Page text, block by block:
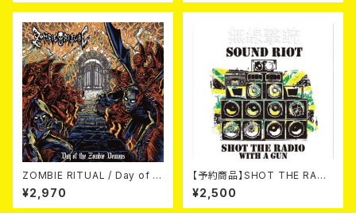
ZOMBIE RITUAL / Day of th
e Zombie Demons
¥2,970
【予約商品】SHOT THE RADI
O WITH A GUN / SOUND RI
OT (CD)【8月８日発売】
¥2,500